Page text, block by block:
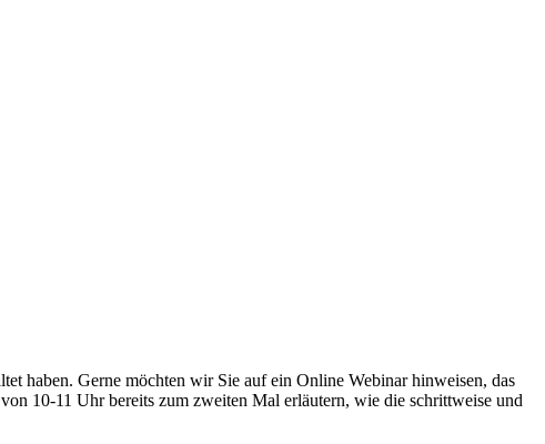
haben. Gerne möchten wir Sie auf ein Online Webinar hinweisen, das
10-11 Uhr bereits zum zweiten Mal erläutern, wie die schrittweise und